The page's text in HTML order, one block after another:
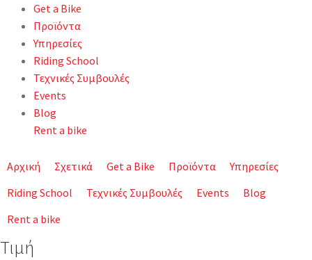
Get a Bike
Προϊόντα
Υπηρεσίες
Riding School
Τεχνικές Συμβουλές
Events
Blog
Rent a bike
Αρχική Σχετικά Get a Bike Προϊόντα
Υπηρεσίες
Riding School
Τεχνικές Συμβουλές Events
Blog
Rent a bike
Τιμή